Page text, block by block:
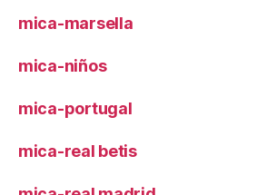
mica-marsella
mica-niños
mica-portugal
mica-real betis